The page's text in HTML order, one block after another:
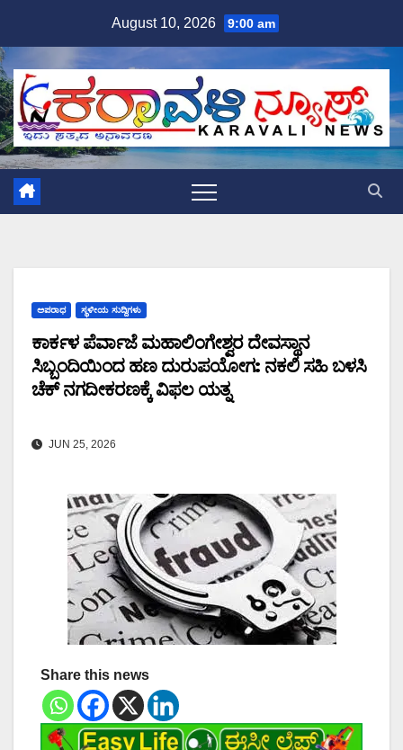
content
August 10, 2026 9:00 am
ಅಪರಾಧ ಸ್ಥಳೀಯ ಸುದ್ದಿಗಳು
ಕಾರ್ಕಳ ಪೆರ್ವಾಜೆ ಮಹಾಲಿಂಗೇಶ್ವರ ದೇವಸ್ಥಾನ
ಸಿಬ್ಬಂದಿಯಿಂದ ಹಣ ದುರುಪಯೋಗ: ನಕಲಿ ಸಹಿ ಬಳಸಿ
ಚೆಕ್ ನಗದೀಕರಣಕ್ಕೆ ವಿಫಲ ಯತ್ನ
JUN 25, 2026
Share this news